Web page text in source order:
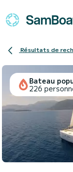
Résultats de
Bateau
226